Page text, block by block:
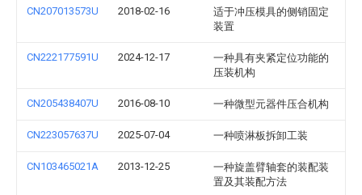
CN207013573U 2018-02-16
适于冲压模具的侧销固定
装置
CN222177591U 2024-12-17
一种具有夹紧定位功能的
压装机构
CN205438407U 2016-08-10 一种微型元器件压合机构
CN223057637U 2025-07-04 一种喷淋板拆卸工装
CN103465021A 2013-12-25
一种旋盖臂轴套的装配装
置及其装配方法